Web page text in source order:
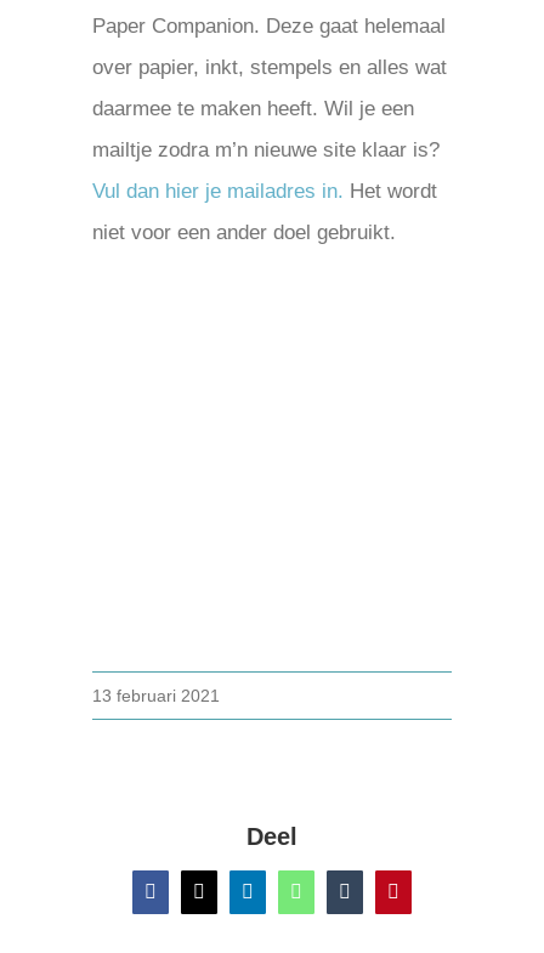
Paper Companion. Deze gaat helemaal
over papier, inkt, stempels en alles wat
daarmee te maken heeft. Wil je een
mailtje zodra m’n nieuwe site klaar is?
Vul dan hier je mailadres in. Het wordt
niet voor een ander doel gebruikt.
13 februari 2021
Deel
Facebook
X LinkedInWhatsAppTumblrPinterest